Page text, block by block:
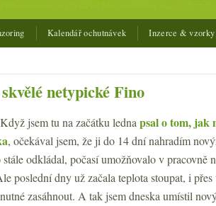
Kalendář ochutnávek Inzerce & vzorky
netypické Fino
jsem tu na začátku ledna psal o tom, jak
, očekával jsem, že ji do 14 dní nahradím
odkládal, počasí umožňovalo v pracovně
poslední dny už začala teplota stoupat, i
zasáhnout. A tak jsem dneska umístil